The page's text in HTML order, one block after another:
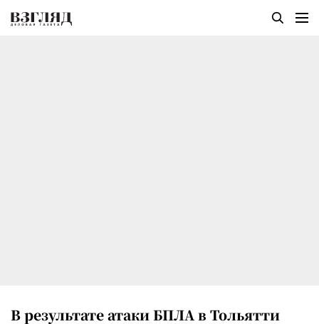
В результате атаки БПЛА в Тольятти